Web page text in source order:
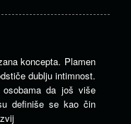
koncepta. Plamen
dublju intimnost.
da još više
definiše se kao čin